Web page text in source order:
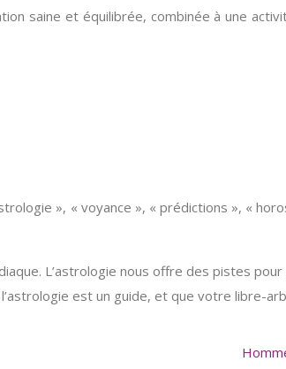
saine et équilibrée, combinée à une
», « voyance », « prédictions », «
L’astrologie nous offre des pistes
est un guide, et que votre libre-